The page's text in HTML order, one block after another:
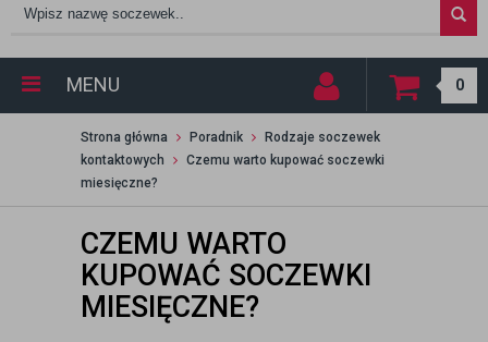
MENU 0
Strona główna Poradnik
Rodzaje soczewek
kontaktowych
Czemu warto kupować soczewki
miesięczne?
CZEMU WARTO
KUPOWAĆ SOCZEWKI
MIESIĘCZNE?